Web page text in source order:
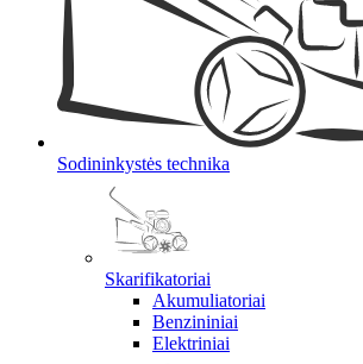
Sodininkystės technika
Skarifikatoriai
Akumuliatoriai
Benzininiai
Elektriniai